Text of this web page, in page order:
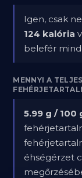
Igen, csak
124 kalória
belefér
MENNYI A
5.99 g / 100
éhségérzet